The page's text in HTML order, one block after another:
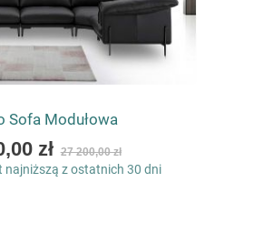
Sofa Modułowa
zł 27 200,00 zł
najniższą z ostatnich 30 dni